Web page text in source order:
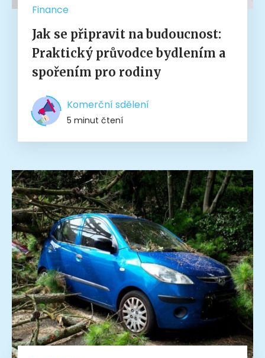
Finance
Jak se připravit na budoucnost:
Praktický průvodce bydlením a
spořením pro rodiny
Komerční sdělení
5 minut čtení